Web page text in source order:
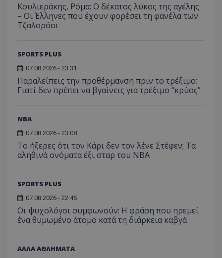
Κουλιεράκης, Ρόμα: Ο δέκατος λύκος της αγέλης
– Οι Έλληνες που έχουν φορέσει τη φανέλα των
Τζαλορόσι
SPORTS PLUS
07.08.2026 - 23:31
Παραλείπεις την προθέρμανση πριν το τρέξιμο;
Γιατί δεν πρέπει να βγαίνεις για τρέξιμο “κρύος”
NBA
07.08.2026 - 23:08
Το ήξερες ότι τον Κάρι δεν τον λένε Στέφεν; Τα
αληθινά ονόματα έξι σταρ του NBA
SPORTS PLUS
07.08.2026 - 22:45
Οι ψυχολόγοι συμφωνούν: Η φράση που ηρεμεί
ένα θυμωμένο άτομο κατά τη διάρκεια καβγά
ΑΛΛΑ ΑΘΛΗΜΑΤΑ